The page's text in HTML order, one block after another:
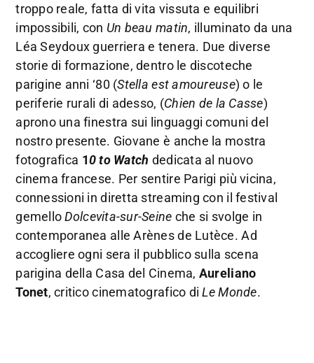
troppo reale, fatta di vita vissuta e equilibri
impossibili, con Un beau matin, illuminato da una
Léa Seydoux guerriera e tenera. Due diverse
storie di formazione, dentro le discoteche
parigine anni ‘80 (Stella est amoureuse) o le
periferie rurali di adesso, (Chien de la Casse)
aprono una finestra sui linguaggi comuni del
nostro presente. Giovane è anche la mostra
fotografica 10 to Watch dedicata al nuovo
cinema francese. Per sentire Parigi più vicina,
connessioni in diretta streaming con il festival
gemelloDolcevita-sur-Seine che si svolge in
contemporanea alle Arènes de Lutèce. Ad
accogliere ogni sera il pubblico sulla scena
parigina della Casa del Cinema, Aureliano
Tonet, critico cinematografico diLe Monde.